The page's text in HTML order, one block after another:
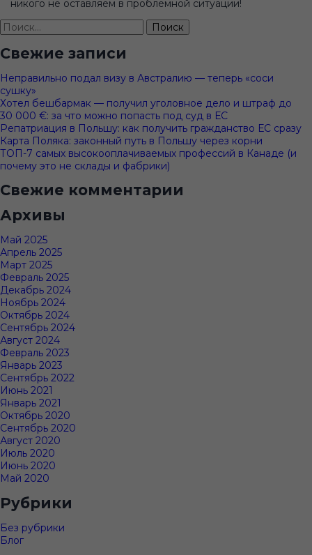
никого не оставляем в проблемной ситуации!
Найти:
Свежие записи
Неправильно подал визу в Австралию — теперь «соси
сушку»
Хотел бешбармак — получил уголовное дело и штраф до
30 000 €: за что можно попасть под суд в ЕС
Репатриация в Польшу: как получить гражданство ЕС сразу
Карта Поляка: законный путь в Польшу через корни
ТОП-7 самых высокооплачиваемых профессий в Канаде (и
почему это не склады и фабрики)
Свежие комментарии
Архивы
Май 2025
Апрель 2025
Март 2025
Февраль 2025
Декабрь 2024
Ноябрь 2024
Октябрь 2024
Сентябрь 2024
Август 2024
Февраль 2023
Январь 2023
Сентябрь 2022
Июнь 2021
Январь 2021
Октябрь 2020
Сентябрь 2020
Август 2020
Июль 2020
Июнь 2020
Май 2020
Рубрики
Без рубрики
Блог